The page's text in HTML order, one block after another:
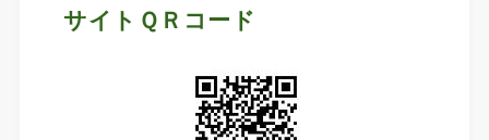
サイトＱＲコード